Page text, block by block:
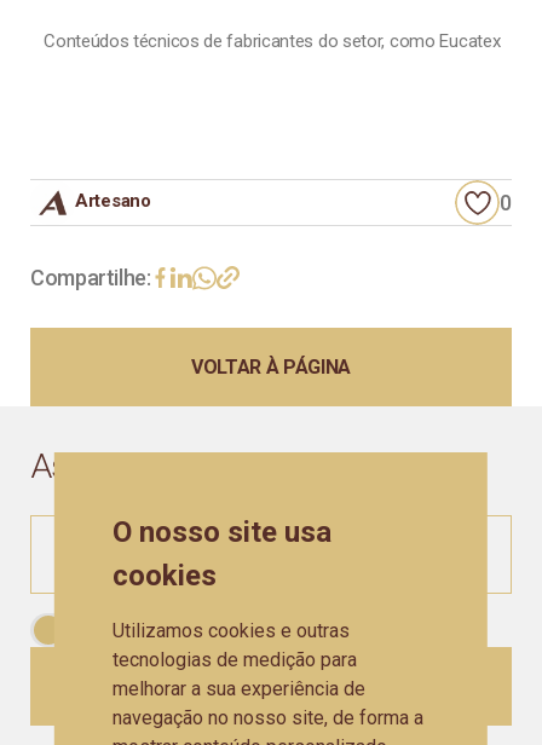
O nosso site usa
cookies
Utilizamos cookies e outras
tecnologias de medição para
melhorar a sua experiência de
navegação no nosso site, de forma a
Conteúdos técnicos de fabricantes do setor, como Eucatex
Artesano 0
Compartilhe:
VOLTAR À PÁGINA
Assine a nossaNewsletter
Aceito asPolíticas de Privacidade
CADASTRAR